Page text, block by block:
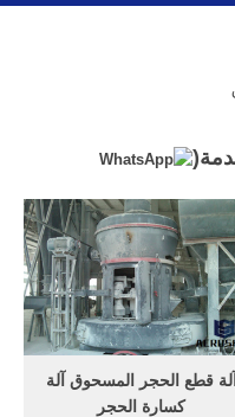
آلة قطع الحجر المسحوق آلة
كسارة الحجر